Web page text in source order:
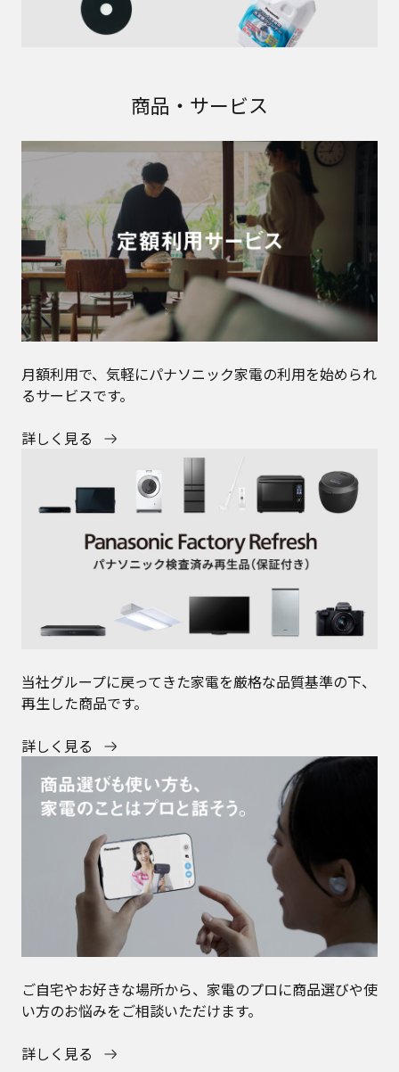
商品・サービス
月額利用で、気軽にパナソニック家電の利用を始められ
るサービスです。
詳しく見る
当社グループに戻ってきた家電を厳格な品質基準の下、
再生した商品です。
詳しく見る
ご自宅やお好きな場所から、家電のプロに商品選びや使
い方のお悩みをご相談いただけます。
詳しく見る